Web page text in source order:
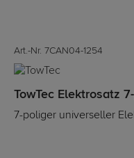
Art.-Nr. 7CAN04-1254
TowTec Elektrosatz
7-poliger universeller